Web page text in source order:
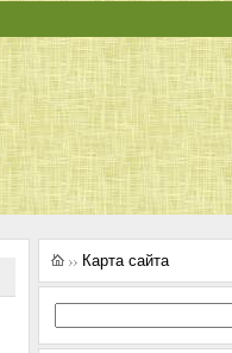
Карта сайта